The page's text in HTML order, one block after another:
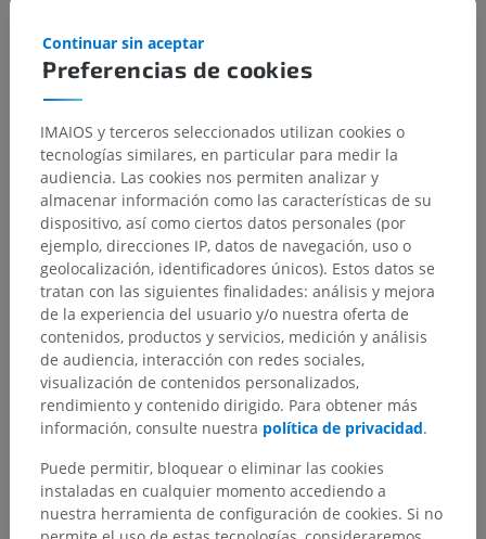
Preferencias de cookies
Continuar sin aceptar
IMAIOS y terceros seleccionados utilizan cookies o
tecnologías similares, en particular para medir la
audiencia. Las cookies nos permiten analizar y
almacenar información como las características de su
dispositivo, así como ciertos datos personales (por
ejemplo, direcciones IP, datos de navegación, uso o
geolocalización, identificadores únicos). Estos datos se
tratan con las siguientes finalidades: análisis y mejora
de la experiencia del usuario y/o nuestra oferta de
contenidos, productos y servicios, medición y análisis
de audiencia, interacción con redes sociales,
visualización de contenidos personalizados,
rendimiento y contenido dirigido. Para obtener más
información, consulte nuestra política de privacidad.
Puede permitir, bloquear o eliminar las cookies
instaladas en cualquier momento accediendo a
nuestra herramienta de configuración de cookies. Si no